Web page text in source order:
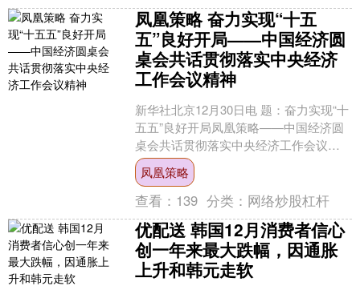
凤凰策略 奋力实现“十五
五”良好开局——中国经济圆
桌会共话贯彻落实中央经济
工作会议精神
新华社北京12月30日电 题：奋力实现“十
五五”良好开局凤凰策略——中国经济圆
桌会共话贯彻落实中央经济工作会议精
神凤凰策略 中央经济工作会议12月10日
至11日....
凤凰策略
查看： 139 分类： 网络炒股杠杆
优配送 韩国12月消费者信心
创一年来最大跌幅，因通胀
上升和韩元走软